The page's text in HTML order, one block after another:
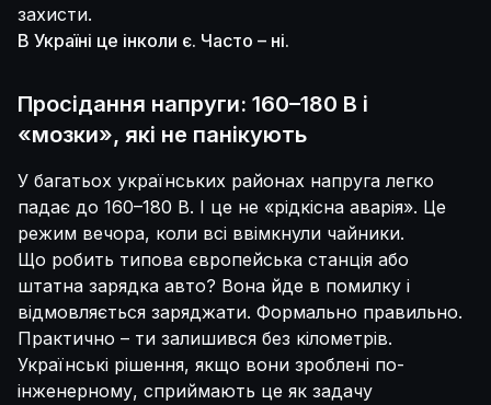
захисти.
В Україні це інколи є. Часто – ні.
Просідання напруги: 160–180 В і
«мозки», які не панікують
У багатьох українських районах напруга легко
падає до 160–180 В. І це не «рідкісна аварія». Це
режим вечора, коли всі ввімкнули чайники.
Що робить типова європейська станція або
штатна зарядка авто? Вона йде в помилку і
відмовляється заряджати. Формально правильно.
Практично – ти залишився без кілометрів.
Українські рішення, якщо вони зроблені по-
інженерному, сприймають це як задачу